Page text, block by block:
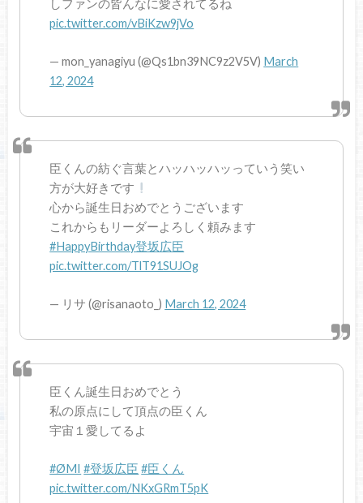
しファンの皆んなに愛されてるね
pic.twitter.com/vBiKzw9jVo
— mon_yanagiyu (@Qs1bn39NC9z2V5V) March
12, 2024
臣くんの紡ぐ言葉とハッハッハッっていう笑い
方が大好きです
心から誕生日おめでとうございます
これからもリーダーよろしく頼みます
#HappyBirthday登坂広臣
pic.twitter.com/TlT91SUJOg
— リサ (@risanaoto_) March 12, 2024
臣くん誕生日おめでとう
私の原点にして頂点の臣くん
宇宙１愛してるよ
#ØMI #登坂広臣 #臣くん
pic.twitter.com/NKxGRmT5pK